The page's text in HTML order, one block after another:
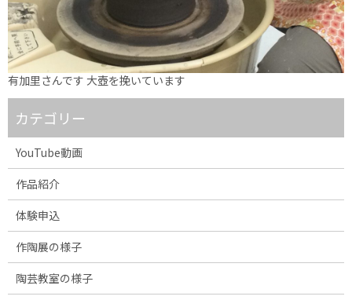
有加里さんです 大壺を挽いています
カテゴリー
YouTube動画
作品紹介
体験申込
作陶展の様子
陶芸教室の様子